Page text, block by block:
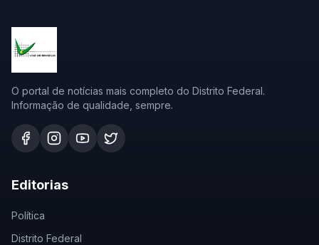
O portal de notícias mais completo do Distrito Federal.
Informação de qualidade, sempre.
Editorias
Política
Distrito Federal